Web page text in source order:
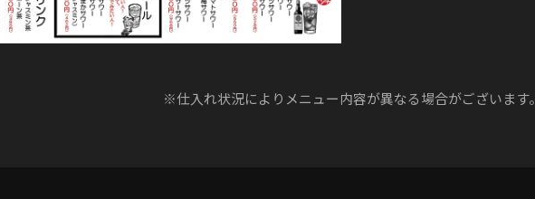
※仕入れ状況によりメニュー内容が異なる場合がございます。